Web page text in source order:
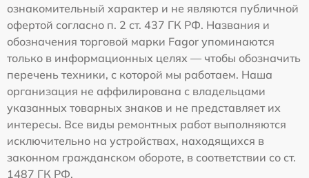
ознакомительный характер и не являются публичной
офертой согласно п. 2 ст. 437 ГК РФ. Названия и
обозначения торговой марки Fagor упоминаются
только в информационных целях — чтобы обозначить
перечень техники, с которой мы работаем. Наша
организация не аффилирована с владельцами
указанных товарных знаков и не представляет их
интересы. Все виды ремонтных работ выполняются
исключительно на устройствах, находящихся в
законном гражданском обороте, в соответствии со ст.
1487 ГК РФ.